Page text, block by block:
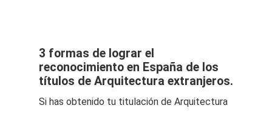
3 formas de lograr el
reconocimiento en España de los
títulos de Arquitectura extranjeros.
Si has obtenido tu titulación de Arquitectura